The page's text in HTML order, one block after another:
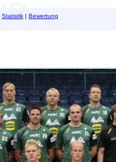
Statistik | Bewertung